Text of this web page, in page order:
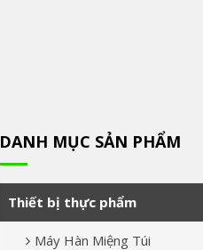
DANH MỤC SẢN PHẨM
Thiết bị thực phẩm
Máy Hàn Miệng Túi